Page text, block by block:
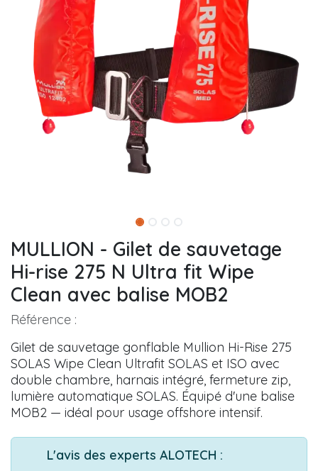
MULLION - Gilet de sauvetage
Hi-rise 275 N Ultra fit Wipe
Clean avec balise MOB2
Référence :
Gilet de sauvetage gonflable Mullion Hi-Rise 275
SOLAS Wipe Clean Ultrafit SOLAS et ISO avec
double chambre, harnais intégré, fermeture zip,
lumière automatique SOLAS. Équipé d'une balise
MOB2 — idéal pour usage offshore intensif.
L'avis des experts ALOTECH :